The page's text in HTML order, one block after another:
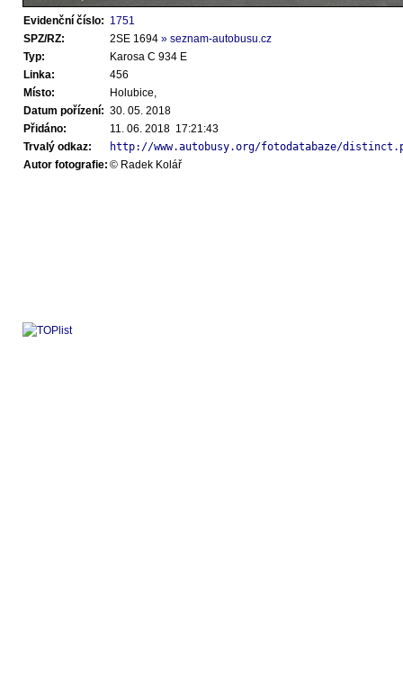
Evidenční číslo: 1751
SPZ/RZ:
2SE 1694 » seznam-autobusu.cz
Typ:
Karosa C 934 E
Linka:
456
Místo:
Holubice,
Datum pořízení: 30. 05. 2018
Přidáno:
11. 06. 2018 17:21:43
Trvalý odkaz:
http://www.autobusy.org/fotodatabaze/
Autor fotografie: © Radek Kolář